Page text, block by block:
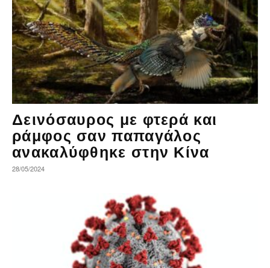
Δεινόσαυρος με φτερά και
ράμφος σαν παπαγάλος
ανακαλύφθηκε στην Κίνα
28/05/2024